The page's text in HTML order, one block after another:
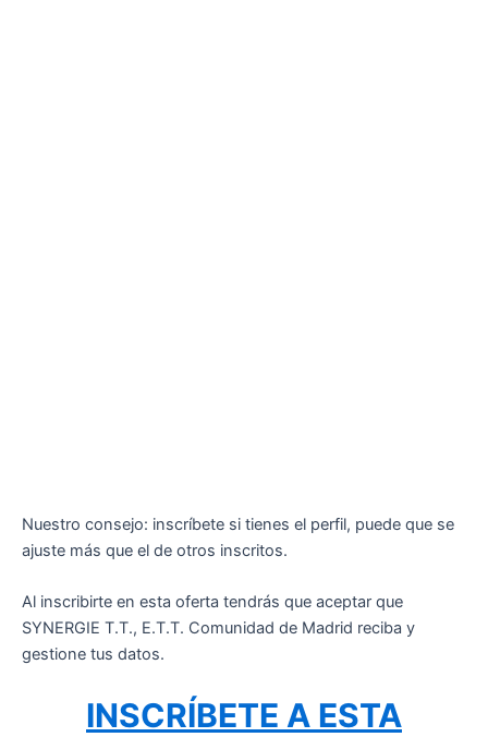
Nuestro consejo: inscríbete si tienes el perfil, puede que se
ajuste más que el de otros inscritos.
Al inscribirte en esta oferta tendrás que aceptar que
SYNERGIE T.T., E.T.T. Comunidad de Madrid reciba y
gestione tus datos.
INSCRÍBETE A ESTA